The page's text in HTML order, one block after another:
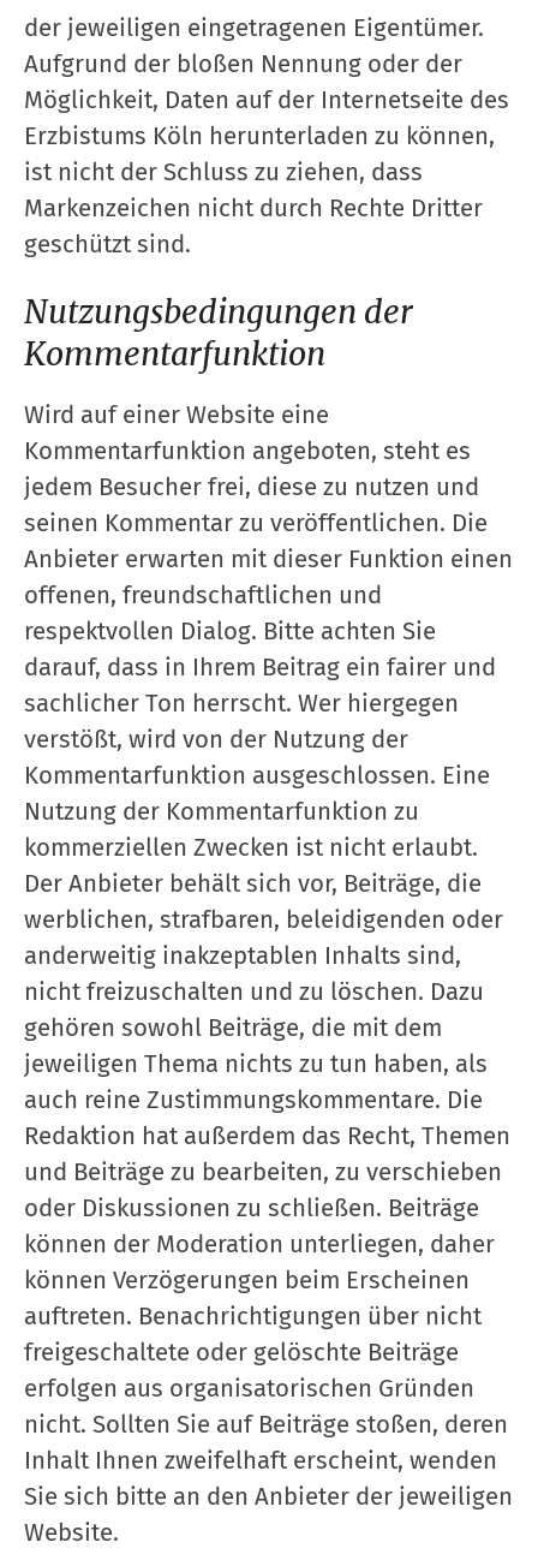
der jeweiligen eingetragenen Eigentümer.
Aufgrund der bloßen Nennung oder der
Möglichkeit, Daten auf der Internetseite des
Erzbistums Köln herunterladen zu können,
ist nicht der Schluss zu ziehen, dass
Markenzeichen nicht durch Rechte Dritter
geschützt sind.
Nutzungsbedingungen der
Kommentarfunktion
Wird auf einer Website eine
Kommentarfunktion angeboten, steht es
jedem Besucher frei, diese zu nutzen und
seinen Kommentar zu veröffentlichen. Die
Anbieter erwarten mit dieser Funktion einen
offenen, freundschaftlichen und
respektvollen Dialog. Bitte achten Sie
darauf, dass in Ihrem Beitrag ein fairer und
sachlicher Ton herrscht. Wer hiergegen
verstößt, wird von der Nutzung der
Kommentarfunktion ausgeschlossen. Eine
Nutzung der Kommentarfunktion zu
kommerziellen Zwecken ist nicht erlaubt.
Der Anbieter behält sich vor, Beiträge, die
werblichen, strafbaren, beleidigenden oder
anderweitig inakzeptablen Inhalts sind,
nicht freizuschalten und zu löschen. Dazu
gehören sowohl Beiträge, die mit dem
jeweiligen Thema nichts zu tun haben, als
auch reine Zustimmungskommentare. Die
Redaktion hat außerdem das Recht, Themen
und Beiträge zu bearbeiten, zu verschieben
oder Diskussionen zu schließen. Beiträge
können der Moderation unterliegen, daher
können Verzögerungen beim Erscheinen
auftreten. Benachrichtigungen über nicht
freigeschaltete oder gelöschte Beiträge
erfolgen aus organisatorischen Gründen
nicht. Sollten Sie auf Beiträge stoßen, deren
Inhalt Ihnen zweifelhaft erscheint, wenden
Sie sich bitte an den Anbieter der jeweiligen
Website.